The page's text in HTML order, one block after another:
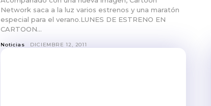
Network saca a la luz varios estrenos y una maratón
especial para el verano.LUNES DE ESTRENO EN
CARTOON...
Noticias DICIEMBRE 12, 2011